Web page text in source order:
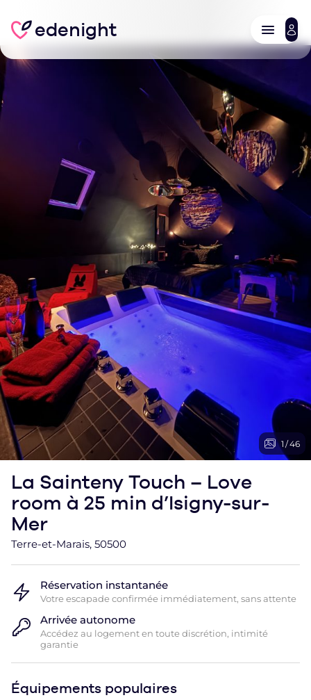
edenight
1 /46
La Sainteny Touch – Love
room à 25 min d’Isigny-sur-
Mer
Terre-et-Marais, 50500
Réservation instantanée
Votre escapade confirmée immédiatement, sans attente
Arrivée autonome
Accédez au logement en toute discrétion, intimité
garantie
Équipements populaires